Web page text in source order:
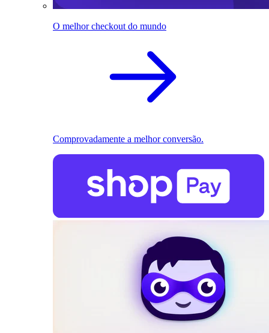
O melhor checkout do mundo
Comprovadamente a melhor conversão.